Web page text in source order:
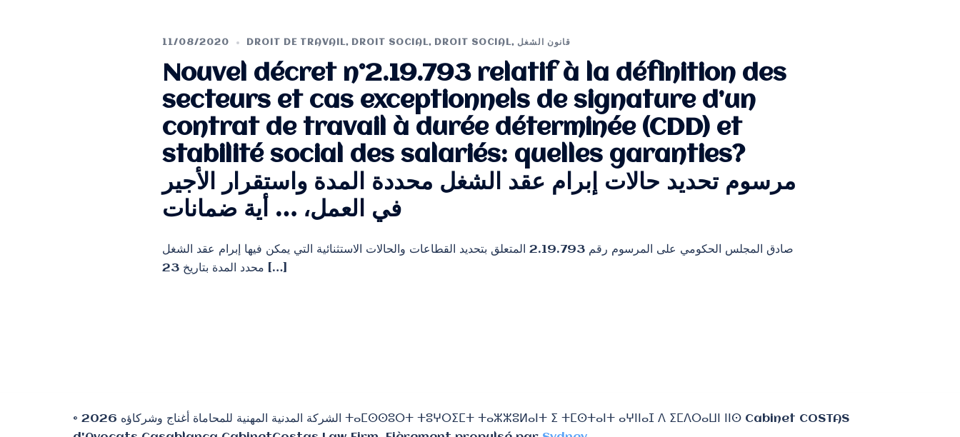
11/08/2020 DROIT DE TRAVAIL, DROIT SOCIAL, DROIT SOCIAL, قانون الشغل
Nouvel décret n°2.19.793 relatif à la définition des
secteurs et cas exceptionnels de signature d’un
contrat de travail à durée déterminée (CDD) et
stabilité social des salariés: quelles garanties?
مرسوم تحديد حالات إبرام عقد الشغل محددة المدة واستقرار الأجير
في العمل، … أية ضمانات
صادق المجلس الحكومي على المرسوم رقم 2.19.793 المتعلق بتحديد القطاعات والحالات الاستثنائية التي يمكن فيها إبرام عقد الشغل
محدد المدة بتاريخ 23 […]
© 2026 الشركة المدنية المهنية للمحاماة أغناج وشركاؤه ⵜⴰⵎⵙⵙⵓⵔⵜ ⵜⵓⵖⵔⵉⵎⵜ ⵜⴰⵣⵣⵓⵍⴰⵏⵜ ⵉ ⵜⵎⵙⵜⴰⵏⵜ ⴰⵖⵏⵏⴰⵊ ⴷ ⵉⵎⴷⵔⴰⵡⵏ ⵏⵏⵙ Cabinet COSTAS